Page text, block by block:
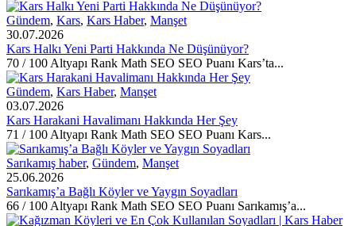
Gündem, Kars, Kars Haber, Manşet
30.07.2026
Kars Halkı Yeni Parti Hakkında Ne Düşünüyor?
70 / 100 Altyapı Rank Math SEO SEO Puanı Kars’ta...
Gündem, Kars Haber, Manşet
03.07.2026
Kars Harakani Havalimanı Hakkında Her Şey
71 / 100 Altyapı Rank Math SEO SEO Puanı Kars...
Sarıkamış haber, Gündem, Manşet
25.06.2026
Sarıkamış’a Bağlı Köyler ve Yaygın Soyadları
66 / 100 Altyapı Rank Math SEO SEO Puanı Sarıkamış’a...